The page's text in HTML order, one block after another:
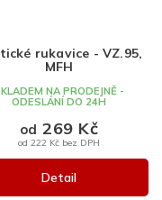
rukavice - VZ.95,
MFH
NA PRODEJNĚ -
ODESLÁNÍ DO 24H
od 222 Kč bez DPH
od 269 Kč
Detail